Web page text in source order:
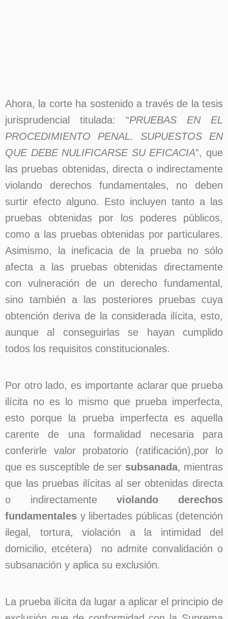
Ahora, la corte ha sostenido a través de la tesis
jurisprudencial titulada: “PRUEBAS EN EL
PROCEDIMIENTO PENAL. SUPUESTOS EN
QUE DEBE NULIFICARSE SU EFICACIA”, que
las pruebas obtenidas, directa o indirectamente
violando derechos fundamentales, no deben
surtir efecto alguno. Esto incluyen tanto a las
pruebas obtenidas por los poderes públicos,
como a las pruebas obtenidas por particulares.
Asimismo, la ineficacia de la prueba no sólo
afecta a las pruebas obtenidas directamente
con vulneración de un derecho fundamental,
sino también a las posteriores pruebas cuya
obtención deriva de la considerada ilícita, esto,
aunque al conseguirlas se hayan cumplido
todos los requisitos constitucionales.
Por otro lado, es importante aclarar que prueba
ilícita no es lo mismo que prueba imperfecta,
esto porque la prueba imperfecta es aquella
carente de una formalidad necesaria para
conferirle valor probatorio (ratificación),por lo
que es susceptible de ser subsanada, mientras
que las pruebas ilícitas al ser obtenidas directa
o indirectamenteviolando derechos
fundamentales y libertades públicas (detención
ilegal, tortura, violación a la intimidad del
domicilio, etcétera) no admite convalidación o
subsanación y aplica su exclusión.
La prueba ilícita da lugar a aplicar el principio de